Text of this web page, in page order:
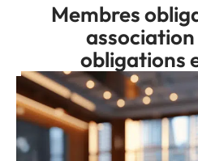
Membres
obligations